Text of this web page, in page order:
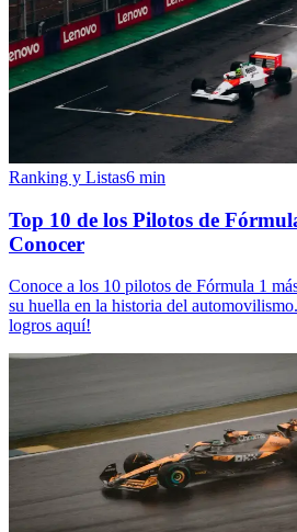
Ranking y Listas6 min
Top 10 de los Pilotos de
Conocer
Conoce a los 10 pilotos de Fórmula 1
su huella en la historia del
logros aquí!